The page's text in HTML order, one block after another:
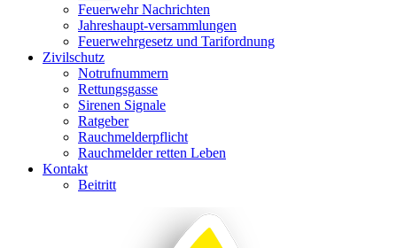
Feuerwehr Nachrichten
Jahreshaupt-versammlungen
Feuerwehrgesetz und Tarifordnung
Zivilschutz
Notrufnummern
Rettungsgasse
Sirenen Signale
Ratgeber
Rauchmelderpflicht
Rauchmelder retten Leben
Kontakt
Beitritt